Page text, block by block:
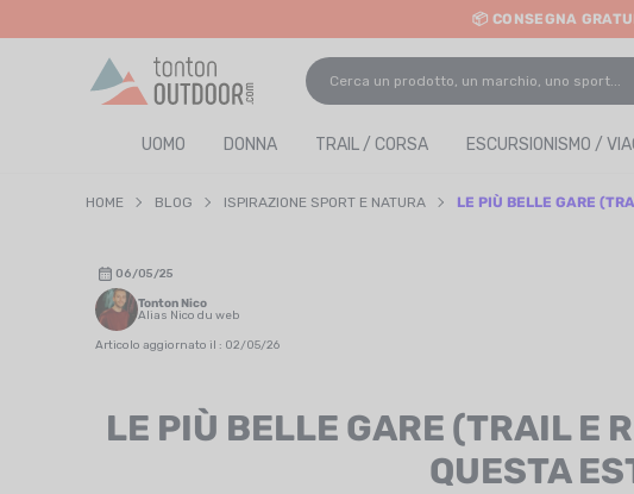
content
📦 CONSEGNA
UOMO DONNA TRAIL / CORSA ESCURSIONISMO /
HOME BLOG ISPIRAZIONE SPORT E NATURA LE PIÙ BELLE GARE
06/05/25
Tonton Nico
Alias Nico du web
Articolo aggiornato il : 02/05/26
LE PIÙ BELLE GARE (TRAIL E
QUESTA